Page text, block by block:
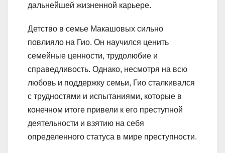
дальнейшей жизненной карьере.
Детство в семье Макашовых сильно
повлияло на Гио. Он научился ценить
семейные ценности, трудолюбие и
справедливость. Однако, несмотря на всю
любовь и поддержку семьи, Гио сталкивался
с трудностями и испытаниями, которые в
конечном итоге привели к его преступной
деятельности и взятию на себя
определенного статуса в мире преступности.